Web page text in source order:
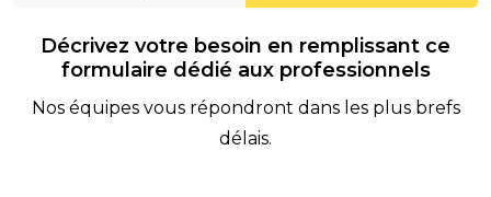
Décrivez votre besoin en remplissant ce
formulaire dédié aux professionnels
Nos équipes vous répondront dans les plus brefs
délais.